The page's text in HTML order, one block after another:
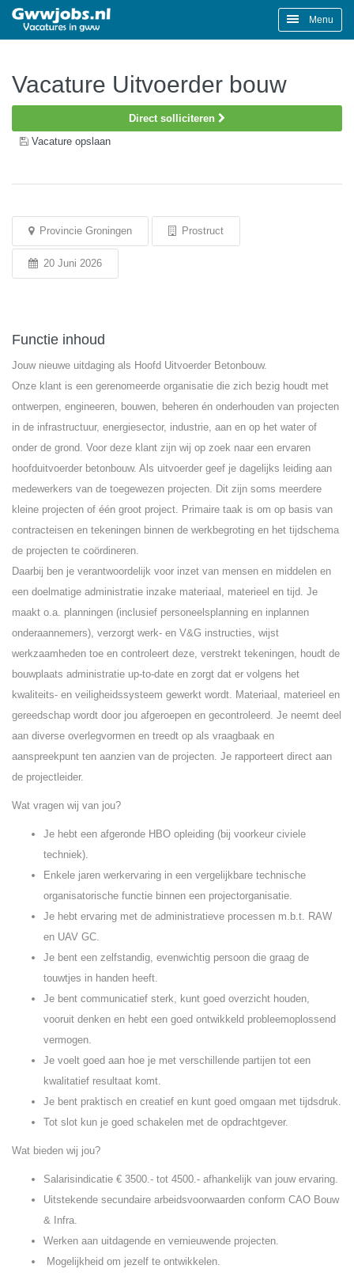
Menu
Vacature Uitvoerder bouw
Direct solliciteren
Vacature opslaan
Provincie Groningen Prostruct
20 Juni 2026
Functie inhoud
Jouw nieuwe uitdaging als Hoofd Uitvoerder Betonbouw.
Onze klant is een gerenomeerde organisatie die zich bezig houdt met
ontwerpen, engineeren, bouwen, beheren én onderhouden van projecten
in de infrastructuur, energiesector, industrie, aan en op het water of
onder de grond. Voor deze klant zijn wij op zoek naar een ervaren
hoofduitvoerder betonbouw. Als uitvoerder geef je dagelijks leiding aan
medewerkers van de toegewezen projecten. Dit zijn soms meerdere
kleine projecten of één groot project. Primaire taak is om op basis van
contracteisen en tekeningen binnen de werkbegroting en het tijdschema
de projecten te coördineren.
Daarbij ben je verantwoordelijk voor inzet van mensen en middelen en
een doelmatige administratie inzake materiaal, materieel en tijd. Je
maakt o.a. planningen (inclusief personeelsplanning en inplannen
onderaannemers), verzorgt werk- en V&G instructies, wijst
werkzaamheden toe en controleert deze, verstrekt tekeningen, houdt de
bouwplaats administratie up-to-date en zorgt dat er volgens het
kwaliteits- en veiligheidssysteem gewerkt wordt. Materiaal, materieel en
gereedschap wordt door jou afgeroepen en gecontroleerd. Je neemt deel
aan diverse overlegvormen en treedt op als vraagbaak en
aanspreekpunt ten aanzien van de projecten. Je rapporteert direct aan
de projectleider.
Wat vragen wij van jou?
Je hebt een afgeronde HBO opleiding (bij voorkeur civiele
techniek).
Enkele jaren werkervaring in een vergelijkbare technische
organisatorische functie binnen een projectorganisatie.
Je hebt ervaring met de administratieve processen m.b.t. RAW
en UAV GC.
Je bent een zelfstandig, evenwichtig persoon die graag de
touwtjes in handen heeft.
Je bent communicatief sterk, kunt goed overzicht houden,
vooruit denken en hebt een goed ontwikkeld probleemoplossend
vermogen.
Je voelt goed aan hoe je met verschillende partijen tot een
kwalitatief resultaat komt.
Je bent praktisch en creatief en kunt goed omgaan met tijdsdruk.
Tot slot kun je goed schakelen met de opdrachtgever.
Wat bieden wij jou?
Salarisindicatie € 3500.- tot 4500.- afhankelijk van jouw ervaring.
Uitstekende secundaire arbeidsvoorwaarden conform CAO Bouw
& Infra.
Werken aan uitdagende en vernieuwende projecten.
Mogelijkheid om jezelf te ontwikkelen.